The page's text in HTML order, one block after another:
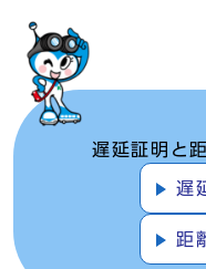
遅延証明と
遅
距